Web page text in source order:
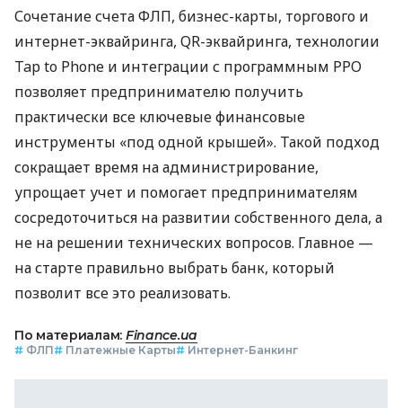
Сочетание счета ФЛП, бизнес-карты, торгового и
интернет-эквайринга, QR-эквайринга, технологии
Tap to Phone и интеграции с программным РРО
позволяет предпринимателю получить
практически все ключевые финансовые
инструменты «под одной крышей». Такой подход
сокращает время на администрирование,
упрощает учет и помогает предпринимателям
сосредоточиться на развитии собственного дела, а
не на решении технических вопросов. Главное —
на старте правильно выбрать банк, который
позволит все это реализовать.
По материалам: Finance.ua
# ФЛП# Платежные Карты# Интернет-Банкинг